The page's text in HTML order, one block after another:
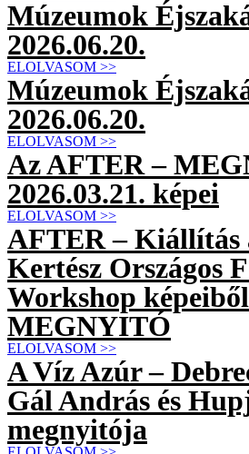
Múzeumok
2026.06.20.
ELOLVASOM >>
Múzeumok
2026.06.20.
ELOLVASOM >>
Az AFTER –
2026.03.21. képei
ELOLVASOM >>
AFTER – Kiállítás
Kertész Országos
Workshop
MEGNYITÓ
ELOLVASOM >>
A Víz Azúr –
Gál András és
megnyitója